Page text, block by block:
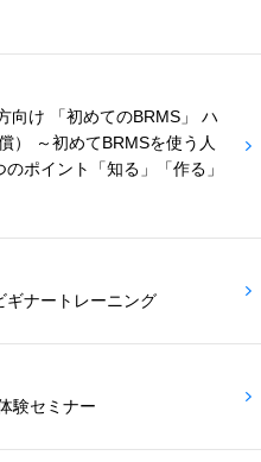
向け 「初めてのBRMS」 ハ
） ～初めてBRMSを使う人
ポイント「知る」「作る」
ナートレーニング
験セミナー